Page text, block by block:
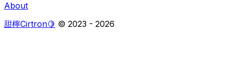
About
甜檸Cirtron🍋 © 2023 - 2026